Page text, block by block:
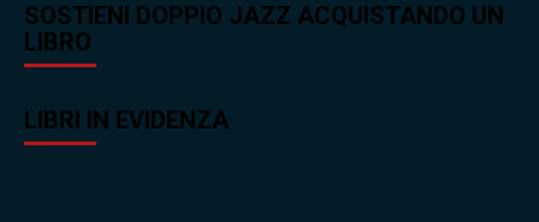
SOSTIENI DOPPIO JAZZ ACQUISTANDO UN
LIBRO
LIBRI IN EVIDENZA